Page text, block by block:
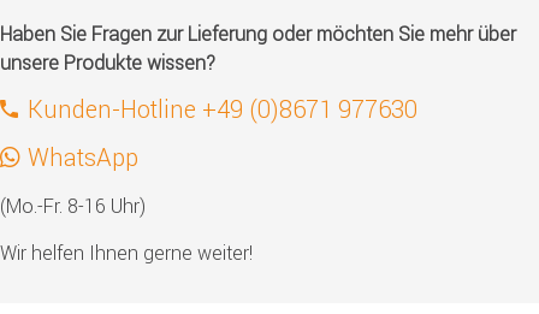
Haben Sie Fragen zur Lieferung oder möchten Sie mehr über
unsere Produkte wissen?
Kunden-Hotline +49 (0)8671 977630
WhatsApp
(Mo.-Fr. 8-16 Uhr)
Wir helfen Ihnen gerne weiter!